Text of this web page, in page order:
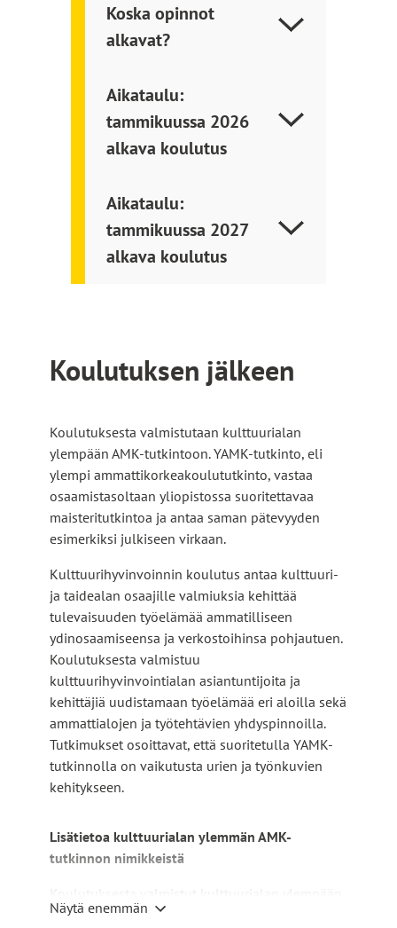
l
l
Koska opinnot
alkavat?
Aikataulu:
tammikuussa 2026
alkava koulutus
Aikataulu:
tammikuussa 2027
alkava koulutus
Koulutuksen jälkeen
Koulutuksesta valmistutaan kulttuurialan
ylempään AMK-tutkintoon. YAMK-tutkinto, eli
ylempi ammattikorkeakoulututkinto, vastaa
osaamistasoltaan yliopistossa suoritettavaa
maisteritutkintoa ja antaa saman pätevyyden
esimerkiksi julkiseen virkaan.
Kulttuurihyvinvoinnin koulutus antaa kulttuuri-
ja taidealan osaajille valmiuksia kehittää
tulevaisuuden työelämää ammatilliseen
ydinosaamiseensa ja verkostoihinsa pohjautuen.
Koulutuksesta valmistuu
kulttuurihyvinvointialan asiantuntijoita ja
kehittäjiä uudistamaan työelämää eri aloilla sekä
ammattialojen ja työtehtävien yhdyspinnoilla.
Tutkimukset osoittavat, että suoritetulla YAMK-
tutkinnolla on vaikutusta urien ja työnkuvien
kehitykseen.
Lisätietoa kulttuurialan ylemmän AMK-
tutkinnon nimikkeistä
Koulutuksesta valmistut kulttuurialan ylempään
AMK-tutkintoon. Tutkintonimike on
Näytä enemmän